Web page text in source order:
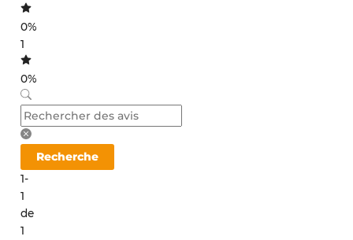
0%
1
0%
Recherche
1-
1
de
1